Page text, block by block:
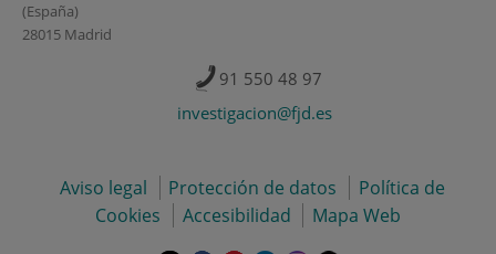
(España)
28015 Madrid
91 550 48 97
investigacion@fjd.es
Aviso legal Protección de datos
Política de
Cookies
Accesibilidad Mapa Web